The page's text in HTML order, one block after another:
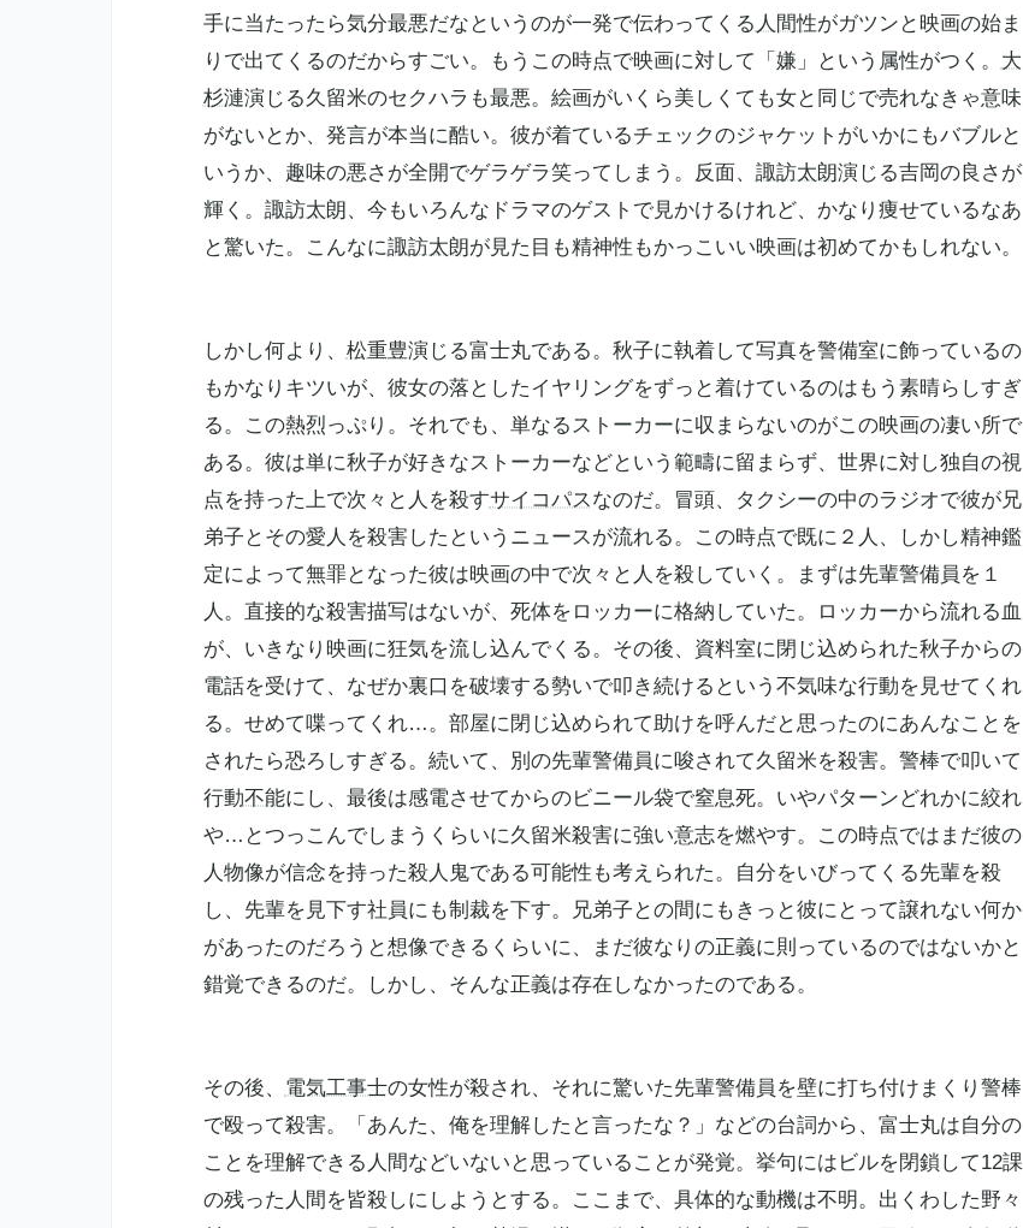
手に当たったら気分最悪だなというのが一発で伝わってくる 人間性がガツンと映画の始ま
りで出てくるのだからすごい。もうこの時点で映画に対して「嫌」という属性がつく。 大
杉漣演じる久留米のセクハラも最悪。絵画がいくら美しくても女と同じで売れなきゃ意味
がないとか、発言が本当に酷い。彼が着ているチェックのジャケットがいかにもバブルと
いうか、趣味の悪さが全開でゲラゲラ笑ってしまう。反面、 諏訪太朗演じる吉岡の良さが
輝く。 諏訪太朗、今もいろんなドラマのゲストで見かけるけれど、かなり痩せているなあ
と驚いた。こんなに諏訪太朗が見た目も精神性もかっこいい映画は初めてかもしれない。
しかし何より、 松重豊演じる富士丸である。秋子に執着して写真を警備室に飾っているの
もかなりキツいが、彼女の落としたイヤリングをずっと着けているのはもう素晴らしすぎ
る。この熱烈っぷり。それでも、単なるストーカーに収まらないのがこの映画の凄い所で
ある。彼は単に秋子が好きなストーカーなどという範疇に留まらず、世界に対し独自の視
点を持った上で次々と人を殺すサイコパスなのだ。冒頭、タクシーの中のラジオで彼が兄
弟子とその愛人を殺害したというニュースが流れる。この時点で既に２人、しかし精神鑑
定によって無罪となった彼は映画の中で次々と人を殺していく。まずは先輩警備員を１
人。直接的な殺害描写はないが、死体をロッカーに格納していた。ロッカーから流れる血
が、いきなり映画に狂気を流し込んでくる。その後、資料室に閉じ込められた秋子からの
電話を受けて、なぜか裏口を破壊する勢いで叩き続けるという不気味な行動を見せてくれ
る。せめて喋ってくれ…。部屋に閉じ込められて助けを呼んだと思ったのにあんなことを
されたら恐ろしすぎる。続いて、別の先輩警備員に唆されて久留米を殺害。警棒で叩いて
行動不能にし、最後は感電させてからのビニール袋で窒息死。いやパターンどれかに絞れ
や…とつっこんでしまうくらいに久留米殺害に強い意志を燃やす。この時点ではまだ彼の
人物像が信念を持った殺人鬼である可能性も考えられた。自分をいびってくる先輩を殺
し、先輩を見下す社員にも制裁を下す。兄弟子との間にもきっと彼にとって譲れない何か
があったのだろうと想像できるくらいに、まだ彼なりの正義に則っているのではないかと
錯覚できるのだ。しかし、そんな正義は存在しなかったのである。
その後、 電気工事士の女性が殺され、それに驚いた先輩警備員を壁に打ち付けまくり警棒
で殴って殺害。「あんた、俺を理解したと言ったな？」などの台詞から、富士丸は自分の
ことを理解できる人間などいないと思っていることが発覚。挙句にはビルを閉鎖して12課
の残った人間を皆殺しにしようとする。ここまで、具体的な動機は不明。出くわした野々